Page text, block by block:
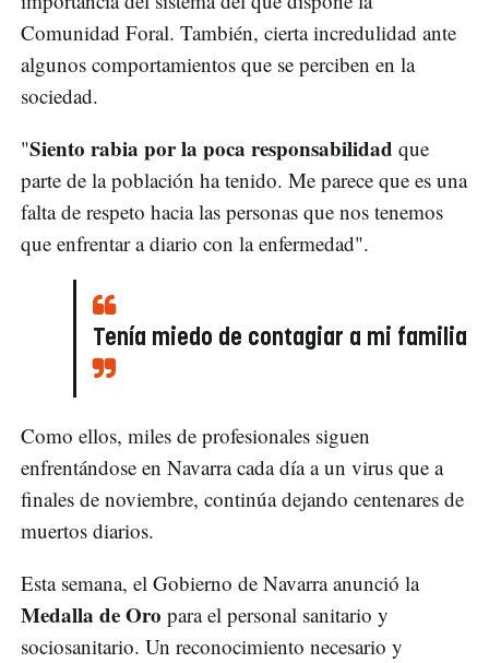
Comunidad Foral. También, cierta incredulidad ante
algunos comportamientos que se perciben en la
sociedad.
"Siento rabia por la poca responsabilidad que
parte de la población ha tenido. Me parece que es una
falta de respeto hacia las personas que nos tenemos
que enfrentar a diario con la enfermedad".
Tenía miedo de contagiar a mi familia
Como ellos, miles de profesionales siguen
enfrentándose en Navarra cada día a un virus que a
finales de noviembre, continúa dejando centenares de
muertos diarios.
Esta semana, el Gobierno de Navarra anunció la
Medalla de Oro para el personal sanitario y
sociosanitario. Un reconocimiento necesario y